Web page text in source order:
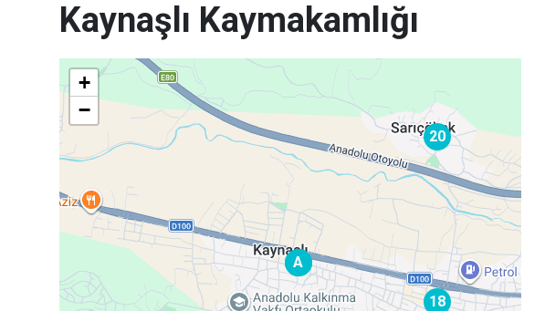
Kaynaşlı Kaymakamlığı
A
A
18
20
+
−